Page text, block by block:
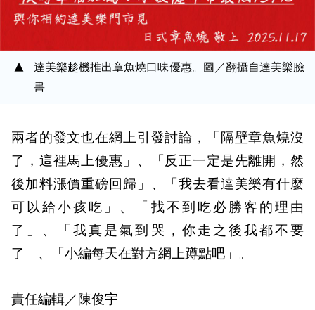
達美樂趁機推出章魚燒口味優惠。圖／翻攝自達美樂臉
書
兩者的發文也在網上引發討論，「隔壁章魚燒沒
了，這裡馬上優惠」、「反正一定是先離開，然
後加料漲價重磅回歸」、「我去看達美樂有什麼
可以給小孩吃」、「找不到吃必勝客的理由
了」、「我真是氣到哭，你走之後我都不要
了」、「小編每天在對方網上蹲點吧」。
責任編輯／陳俊宇